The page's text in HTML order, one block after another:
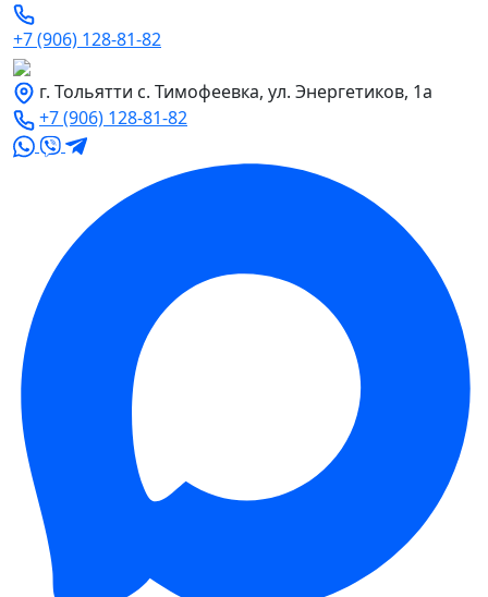
+7 (906) 128-81-82
г. Тольятти с. Тимофеевка, ул. Энергетиков, 1а
+7 (906) 128-81-82